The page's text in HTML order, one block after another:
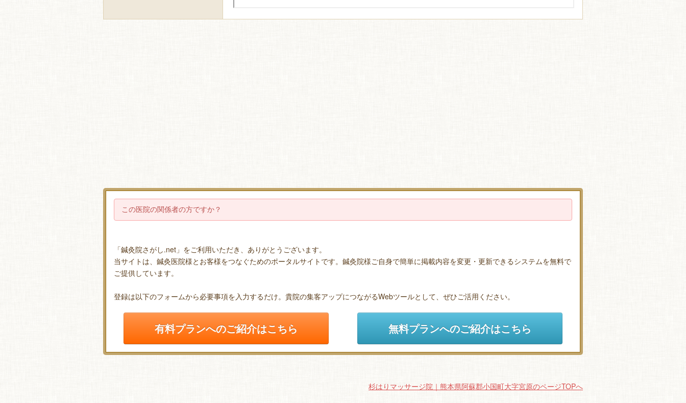
この医院の関係者の方ですか？
「鍼灸院さがし.net」をご利用いただき、ありがとうございます。
当サイトは、鍼灸医院様とお客様をつなぐためのポータルサイトです。鍼灸院様ご自身で簡単に掲載内容を変更・更新できるシステムを無料で
ご提供しています。
登録は以下のフォームから必要事項を入力するだけ。貴院の集客アップにつながるWebツールとして、ぜひご活用ください。
有料プランへのご紹介はこちら 無料プランへのご紹介はこちら
杉はりマッサージ院｜熊本県阿蘇郡小国町大字宮原のページTOPへ